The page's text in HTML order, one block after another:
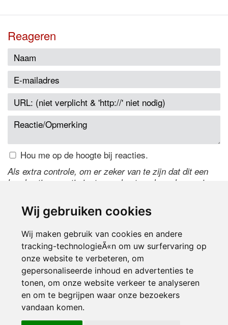
Wij gebruiken cookies
Wij maken gebruik van cookies en andere
tracking-technologieÃ«n om uw surfervaring op
onze website te verbeteren, om
gepersonaliseerde inhoud en advertenties te
tonen, om onze website verkeer te analyseren
en om te begrijpen waar onze bezoekers
vandaan komen.
Reageren
Hou me op de hoogte bij reacties.
Als extra controle, om er zeker van te zijn dat dit een
handmatige reactie is, typ onderstaande code over in
de code te wijzigen.